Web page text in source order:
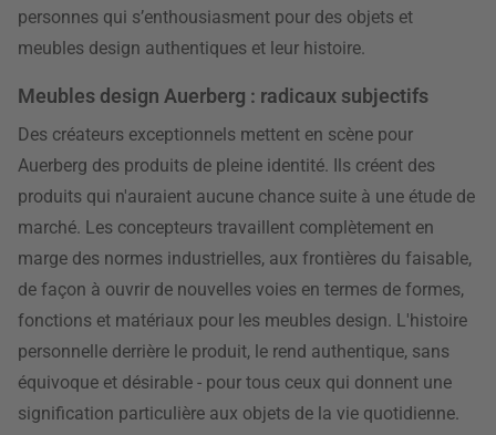
personnes qui s’enthousiasment pour des objets et
meubles design authentiques et leur histoire.
Meubles design Auerberg : radicaux subjectifs
Des créateurs exceptionnels mettent en scène pour
Auerberg des produits de pleine identité. Ils créent des
produits qui n'auraient aucune chance suite à une étude de
marché. Les concepteurs travaillent complètement en
marge des normes industrielles, aux frontières du faisable,
de façon à ouvrir de nouvelles voies en termes de formes,
fonctions et matériaux pour les meubles design. L'histoire
personnelle derrière le produit, le rend authentique, sans
équivoque et désirable - pour tous ceux qui donnent une
signification particulière aux objets de la vie quotidienne.